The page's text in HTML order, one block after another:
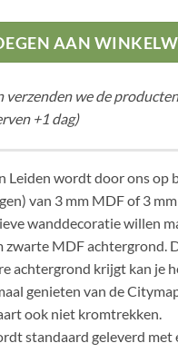
AAN
verzenden we de
+1 dag)
Leiden wordt door ons op
van 3 mm MDF of 3
wanddecoratie willen
zwarte MDF achtergrond.
achtergrond krijgt kan je
genieten van de
ook niet kromtrekken.
standaard geleverd met